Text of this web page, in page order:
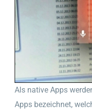
Als native Apps
Apps bezeichnet,